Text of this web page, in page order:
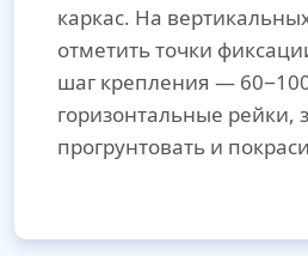
каркас. На
отметить точки
шаг крепления —
горизонтальные рейки,
прогрунтовать и